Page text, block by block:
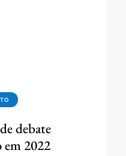
debate
em 2022